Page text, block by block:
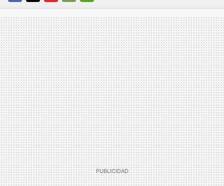
FACEBOOK
TWITTERFLIPBOARD
E-
MAIL
WHATSAPP